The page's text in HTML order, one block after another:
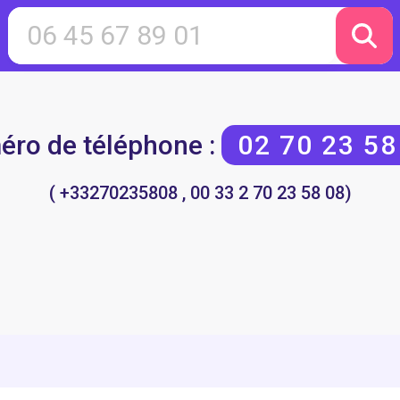
de téléphone : 02 70 23
( +33270235808 , 00 33 2 70 23 58 08)